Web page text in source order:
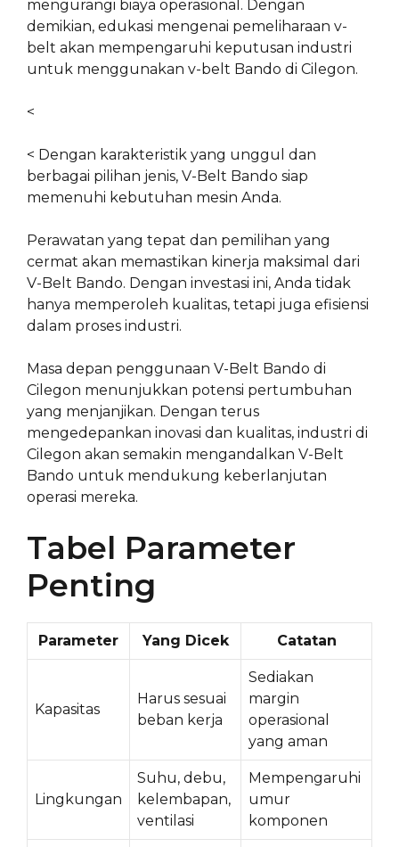
mengurangi biaya operasional. Dengan
demikian, edukasi mengenai pemeliharaan v-
belt akan mempengaruhi keputusan industri
untuk menggunakan v-belt Bando di Cilegon.
<
< Dengan karakteristik yang unggul dan
berbagai pilihan jenis, V-Belt Bando siap
memenuhi kebutuhan mesin Anda.
Perawatan yang tepat dan pemilihan yang
cermat akan memastikan kinerja maksimal dari
V-Belt Bando. Dengan investasi ini, Anda tidak
hanya memperoleh kualitas, tetapi juga efisiensi
dalam proses industri.
Masa depan penggunaan V-Belt Bando di
Cilegon menunjukkan potensi pertumbuhan
yang menjanjikan. Dengan terus
mengedepankan inovasi dan kualitas, industri di
Cilegon akan semakin mengandalkan V-Belt
Bando untuk mendukung keberlanjutan
operasi mereka.
Tabel Parameter
Penting
Parameter Yang Dicek Catatan
Kapasitas
Harus sesuai
beban kerja
Sediakan
margin
operasional
yang aman
Lingkungan
Suhu, debu,
kelembapan,
ventilasi
Mempengaruhi
umur
komponen